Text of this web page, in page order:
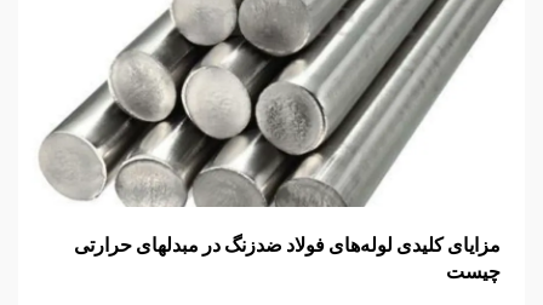
مزایای کلیدی لوله‌های فولاد ضدزنگ در مبدلهای حرارتی
چیست